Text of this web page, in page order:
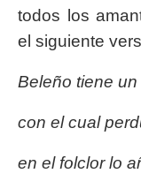
todos los
el siguiente
Beleño tiene
con el cual
en el folclor lo